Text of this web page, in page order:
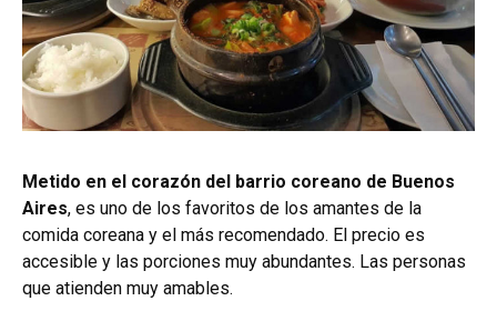
Metido en el corazón del barrio coreano de Buenos
Aires, es uno de los favoritos de los amantes de la
comida coreana y el más recomendado. El precio es
accesible y las porciones muy abundantes. Las personas
que atienden muy amables.